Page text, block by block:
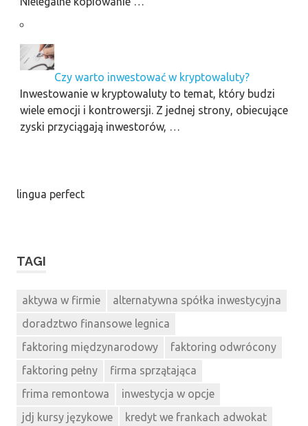
Czy warto inwestować w kryptowaluty?
Inwestowanie w kryptowaluty to temat, który budzi
wiele emocji i kontrowersji. Z jednej strony, obiecujące
zyski przyciągają inwestorów, …
lingua perfect
TAGI
aktywa w firmie
alternatywna spółka inwestycyjna
doradztwo finansowe legnica
faktoring międzynarodowy
faktoring odwrócony
faktoring pełny
firma sprzątająca
frima remontowa
inwestycja w opcje
jdj kursy językowe
kredyt we frankach adwokat